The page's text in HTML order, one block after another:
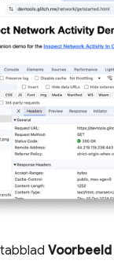
Voorbeeld